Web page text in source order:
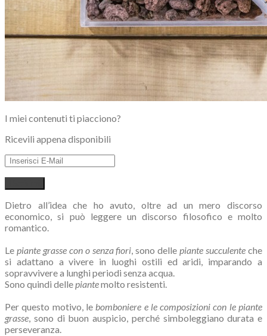
I miei contenuti ti piacciono?
Ricevili appena disponibili
Dietro all’idea che ho avuto, oltre ad un mero discorso
economico, si può leggere un discorso filosofico e molto
romantico.
Le piante grasse con o senza fiori, sono delle piante succulente che
si adattano a vivere in luoghi ostili ed aridi, imparando a
sopravvivere a lunghi periodi senza acqua.
Sono quindi dellepiantemolto resistenti.
Per questo motivo, lebomboniere e le composizioni con le piante
grasse, sono di buon auspicio, perché simboleggiano durata e
perseveranza.